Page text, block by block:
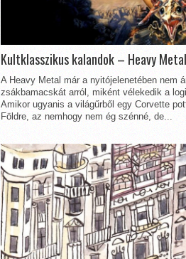
Kultklasszikus kalandok – Heavy Metal
A Heavy Metal már a nyitójelenetében nem
zsákbamacskát arról, miként vélekedik a
Amikor ugyanis a világűrből egy Corvette
Földre, az nemhogy nem ég szénné, de...